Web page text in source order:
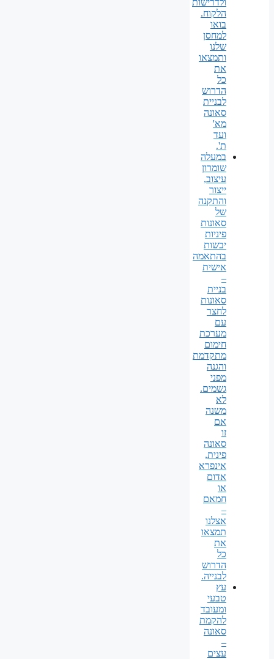
ולדרישות
הלקוח.
בואו
למחסן
שלנו
ותמצאו
את
כל
הדרוש
לבניית
סאונה
מא'
ועד
ת'.
במעלה
שומרון
עיצוב,
ייצור
והתקנה
של
סאונות
פיניות
יבשות
בהתאמה
אישית
–
בניית
סאונות
לחצר
עם
מערכת
חימום
מתקדמת
והגנה
מפני
גשמים.
לא
משנה
אם
זו
סאונה
פינית,
אינפרא
אדום
או
חמאם
–
אצלנו
תמצאו
את
כל
הדרוש
לבנייה.
עץ
טבעי
ומעובד
להקמת
סאונה
–
עצים